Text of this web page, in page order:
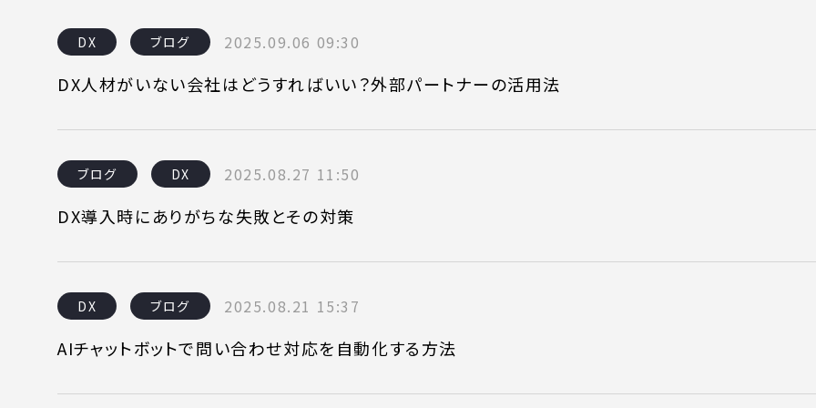
( 24時間365日いつでも受付対応 ) 月〜金曜10:00
DX ブログ 2025.09.06 09:30
DX人材がいない会社はどうすればいい？外部パートナーの活用法
ブログ DX 2025.08.27 11:50
DX導入時にありがちな失敗とその対策
DX ブログ 2025.08.21 15:37
AIチャットボットで問い合わせ対応を自動化する方法